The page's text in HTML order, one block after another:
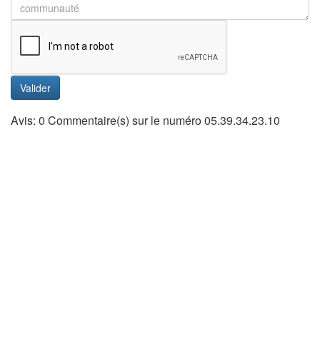
Valider
Avis: 0 Commentaire(s) sur le numéro 05.39.34.23.10